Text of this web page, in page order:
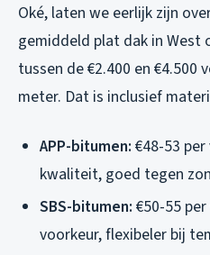
Oké, laten we eerlijk zijn
gemiddeld plat dak in West
tussen de €2.400 en €4.500
meter. Dat is inclusief
APP-bitumen: €48-53
kwaliteit, goed tegen zon
SBS-bitumen: €50-55
voorkeur, flexibeler bij